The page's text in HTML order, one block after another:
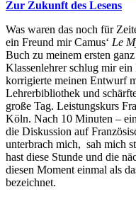
Zur Zukunft des Lesens
Was waren das noch für
ein Freund mir Camus‘ Le
Buch zu meinem ersten
Klassenlehrer schlug mir
korrigierte meinen Entwurf
Lehrerbibliothek und
große Tag. Leistungskurs
Köln. Nach 10 Minuten –
die Diskussion auf
unterbrach mich, sah mich
hast diese Stunde und die
diesen Moment einmal als
bezeichnet.